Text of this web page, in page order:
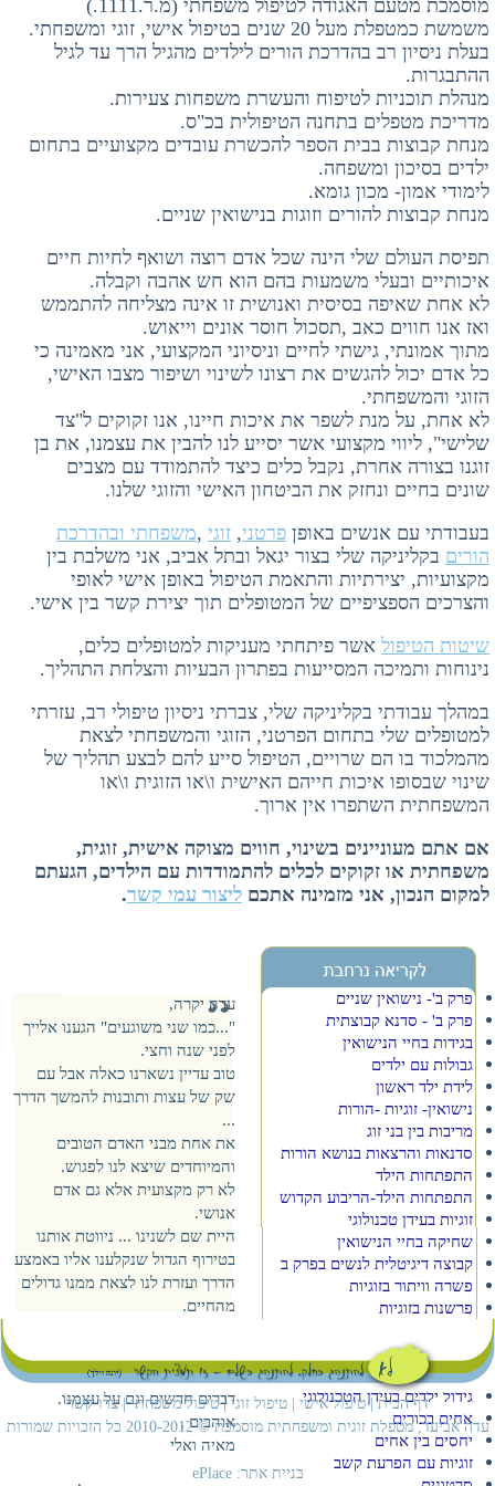
מוסמכת מטעם האגודה לטיפול משפחתי (מ.ר.1111.)
משמשת כמטפלת מעל 20 שנים בטיפול אישי, זוגי ומשפחתי.
בעלת ניסיון רב בהדרכת הורים לילדים מהגיל הרך עד לגיל
ההתבגרות.
מנהלת תוכניות לטיפוח והעשרת משפחות צעירות.
מדריכת מטפלים בתחנה הטיפולית בכ"ס.
מנחת קבוצות בבית הספר להכשרת עובדים מקצועיים בתחום
ילדים בסיכון ומשפחה.
לימודי אמון- מכון גומא.
מנחת קבוצות להורים וזוגות בנישואין שניים.
תפיסת העולם שלי הינה שכל אדם רוצה ושואף לחיות חיים
איכותיים ובעלי משמעות בהם הוא חש אהבה וקבלה.
לא אחת שאיפה בסיסית ואנושית זו אינה מצליחה להתממש
ואז אנו חווים כאב ,תסכול חוסר אונים וייאוש.
מתוך אמונתי, גישתי לחיים וניסיוני המקצועי, אני מאמינה כי
כל אדם יכול להגשים את רצונו לשינוי ושיפור מצבו האישי,
הזוגי והמשפחתי.
לא אחת, על מנת לשפר את איכות חיינו, אנו זקוקים ל"צד
שלישי", ליווי מקצועי אשר יסייע לנו להבין את עצמנו, את בן
זוגנו בצורה אחרת, נקבל כלים כיצד להתמודד עם מצבים
שונים בחיים ונחזק את הביטחון האישי והזוגי שלנו.
בעבודתי עם אנשים באופן פרטני, זוגי ,משפחתי ובהדרכת
הורים בקליניקה שלי בצור יגאל ובתל אביב, אני משלבת בין
מקצועיות, יצירתיות והתאמת הטיפול באופן אישי לאופי
והצרכים הספציפיים של המטופלים תוך יצירת קשר בין אישי.
שיטות הטיפול אשר פיתחתי מעניקות למטופלים כלים,
נינוחות ותמיכה המסייעות בפתרון הבעיות והצלחת התהליך.
במהלך עבודתי בקליניקה שלי, צברתי ניסיון טיפולי רב, עזרתי
למטופלים שלי בתחום הפרטני, הזוגי והמשפחתי לצאת
מהמלכוד בו הם שרויים, הטיפול סייע להם לבצע תהליך של
שינוי שבסופו איכות חייהם האישית ו\או הזוגית ו\או
המשפחתית השתפרו אין ארוך.
אם אתם מעוניינים בשינוי, חווים מצוקה אישית, זוגית,
משפחתית או זקוקים לכלים להתמודדות עם הילדים, הגעתם
למקום הנכון, אני מזמינה אתכם ליצור עמי קשר.
פרק ב'- נישואין שניים
פרק ב' - סדנא קבוצתית
בגידות בחיי הנישואין
גבולות עם ילדים
לידת ילד ראשון
נישואין- זוגיות -הורות
מריבות בין בני זוג
סדנאות והרצאות בנושא הורות
התפתחות הילד
התפתחות הילד-הריבוע הקדוש
זוגיות בעידן טכנולוגי
שחיקה בחיי הנישואין
קבוצה דיגיטלית לנשים בפרק ב
פשרה וויתור בזוגיות
פרשנות בזוגיות
מגע בזוגיות
בושה בזוגיות
גידול ילדים בעידן הטכנולוגי
אחים בכורים
יחסים בין אחים
זוגיות עם הפרעת קשב
עדה יקרה,
"...כמו שני משוגעים" הגענו אלייך
לפני שנה וחצי.
טוב עדיין נשארנו כאלה אבל עם
שק של עצות ותובנות להמשך הדרך
...
את אחת מבני האדם הטובים
והמיוחדים שיצא לנו לפגוש.
לא רק מקצועית אלא גם אדם
אנושי.
היית שם לשנינו ... ניווטת אותנו
בטירוף הגדול שנקלענו אליו באמצע
הדרך ועזרת לנו לצאת ממנו גדולים
מהחיים.
תודה שלימדת אותנו לגלות זה על זו
דברים חדשים וגם על עצמנו.
אוהבים ,
מאיה ואלי
דף הבית|טיפול אישי | טיפול זוגי|טיפול משפחתי| צרו קשר
עדה אביעד, מטפלת זוגית ומשפחתית מוסמכת © 2010-2012 כל הזכויות שמורות
בניית אתר: ePlace